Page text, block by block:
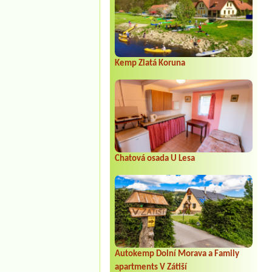
Kemp Zlatá Koruna
Chatová osada U Lesa
Autokemp Dolní Morava a Family
apartments V Zátiší